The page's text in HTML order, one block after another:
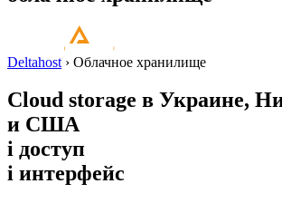
Deltahost › Облачное хранилище
Cloud storage в Украине,
и США
i доступ
i интерфейс